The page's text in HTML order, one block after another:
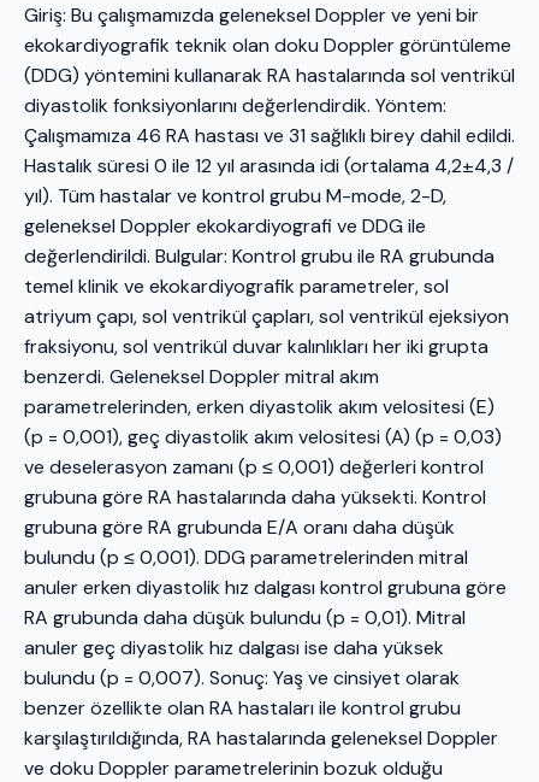
Giriş: Bu çalışmamızda geleneksel Doppler ve yeni bir
ekokardiyografik teknik olan doku Doppler görüntüleme
(DDG) yöntemini kullanarak RA hastalarında sol ventrikül
diyastolik fonksiyonlarını değerlendirdik. Yöntem:
Çalışmamıza 46 RA hastası ve 31 sağlıklı birey dahil edildi.
Hastalık süresi 0 ile 12 yıl arasında idi (ortalama 4,2±4,3 /
yıl). Tüm hastalar ve kontrol grubu M-mode, 2-D,
geleneksel Doppler ekokardiyografi ve DDG ile
değerlendirildi. Bulgular: Kontrol grubu ile RA grubunda
temel klinik ve ekokardiyografik parametreler, sol
atriyum çapı, sol ventrikül çapları, sol ventrikül ejeksiyon
fraksiyonu, sol ventrikül duvar kalınlıkları her iki grupta
benzerdi. Geleneksel Doppler mitral akım
parametrelerinden, erken diyastolik akım velositesi (E)
(p = 0,001), geç diyastolik akım velositesi (A) (p = 0,03)
ve deselerasyon zamanı (p ≤ 0,001) değerleri kontrol
grubuna göre RA hastalarında daha yüksekti. Kontrol
grubuna göre RA grubunda E/A oranı daha düşük
bulundu (p ≤ 0,001). DDG parametrelerinden mitral
anuler erken diyastolik hız dalgası kontrol grubuna göre
RA grubunda daha düşük bulundu (p = 0,01). Mitral
anuler geç diyastolik hız dalgası ise daha yüksek
bulundu (p = 0,007). Sonuç: Yaş ve cinsiyet olarak
benzer özellikte olan RA hastaları ile kontrol grubu
karşılaştırıldığında, RA hastalarında geleneksel Doppler
ve doku Doppler parametrelerinin bozuk olduğu